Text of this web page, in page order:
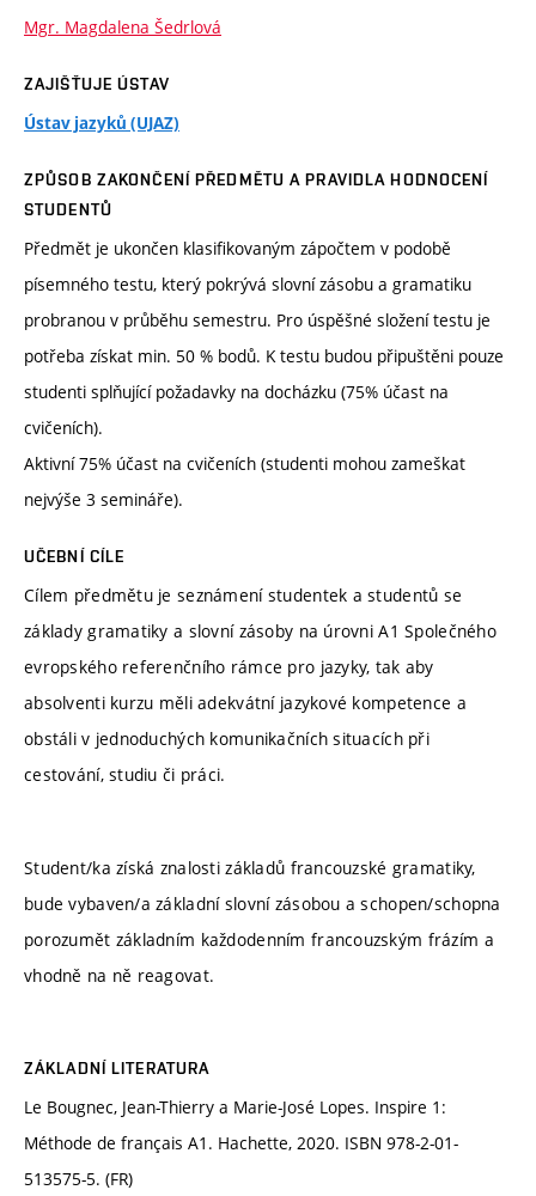
Mgr. Magdalena Šedrlová
ZAJIŠŤUJE ÚSTAV
Ústav jazyků (UJAZ)
ZPŮSOB ZAKONČENÍ PŘEDMĚTU A PRAVIDLA HODNOCENÍ
STUDENTŮ
Předmět je ukončen klasifikovaným zápočtem v podobě
písemného testu, který pokrývá slovní zásobu a gramatiku
probranou v průběhu semestru. Pro úspěšné složení testu je
potřeba získat min. 50 % bodů. K testu budou připuštěni pouze
studenti splňující požadavky na docházku (75% účast na
cvičeních).
Aktivní 75% účast na cvičeních (studenti mohou zameškat
nejvýše 3 semináře).
UČEBNÍ CÍLE
Cílem předmětu je seznámení studentek a studentů se
základy gramatiky a slovní zásoby na úrovni A1 Společného
evropského referenčního rámce pro jazyky, tak aby
absolventi kurzu měli adekvátní jazykové kompetence a
obstáli v jednoduchých komunikačních situacích při
cestování, studiu či práci.
Student/ka získá znalosti základů francouzské gramatiky,
bude vybaven/a základní slovní zásobou a schopen/schopna
porozumět základním každodenním francouzským frázím a
vhodně na ně reagovat.
ZÁKLADNÍ LITERATURA
Le Bougnec, Jean-Thierry a Marie-José Lopes. Inspire 1:
Méthode de français A1. Hachette, 2020. ISBN 978-2-01-
513575-5. (FR)